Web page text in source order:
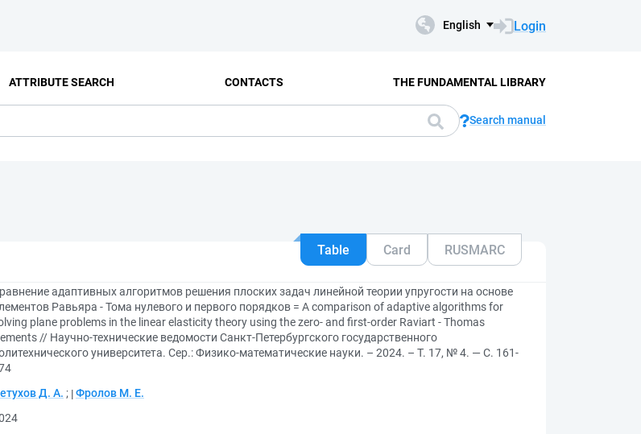
English Login
ATTRIBUTE SEARCH CONTACTS THE FUNDAMENTAL LIBRARY
Search manual
Table Card RUSMARC
адаптивных алгоритмов решения плоских задач линейной теории упругости на основе
Равьяра - Тома нулевого и первого порядков = A comparison of adaptive algorithms for
plane problems in the linear elasticity theory using the zero- and first-order Raviart - Thomas
// Научно-технические ведомости Санкт-Петербургского государственного
университета. Сер.: Физико-математические науки. – 2024. – Т. 17, № 4. — С. 161-
Д. А. ; Фролов М. Е.